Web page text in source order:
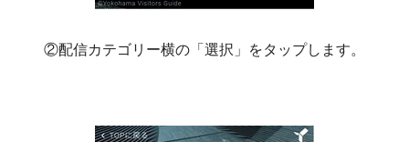
②配信カテゴリー横の「選択」をタップします。